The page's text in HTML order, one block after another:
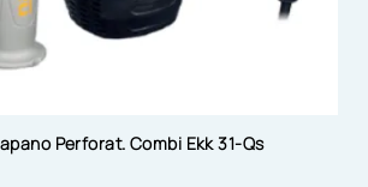
Perforat. Combi Ekk 31-Qs